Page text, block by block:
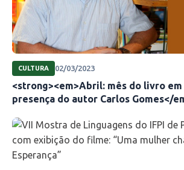
CULTURA 02/03/2023
<strong><em>Abril: mês do livro
presença do autor Carlos Gomes</